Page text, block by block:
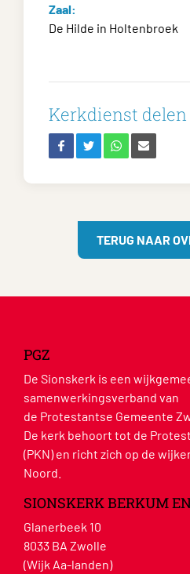
Zaal:
De Hilde in Holtenbroek
Kerkdienst delen
TERUG NAAR
PGZ
De Sionskerk is een
samenwerkingsverband van
de Protestantse Gemeente
De kerk behoort tot de
(PKN) en richt zich op de
Noord.
SIONSKERK BERKUM
Glanerbeek 10
8033 BA Zwolle
(Wijk Aa-landen)